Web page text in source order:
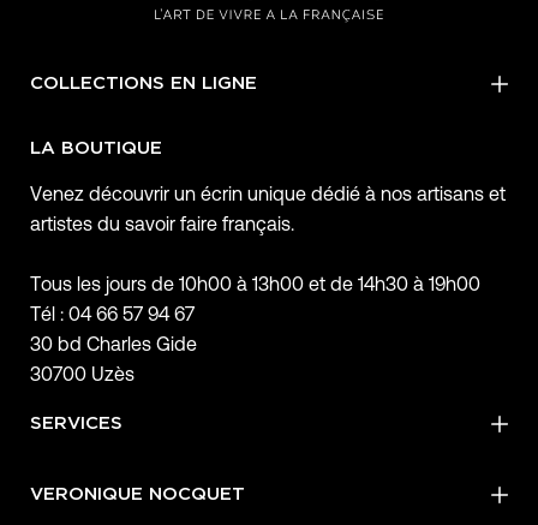
COLLECTIONS EN LIGNE
LA BOUTIQUE
Venez découvrir un écrin unique dédié à nos artisans et
artistes du savoir faire français.
Tous les jours de 10h00 à 13h00 et de 14h30 à 19h00
Tél : 04 66 57 94 67
30 bd Charles Gide
30700 Uzès
SERVICES
VERONIQUE NOCQUET